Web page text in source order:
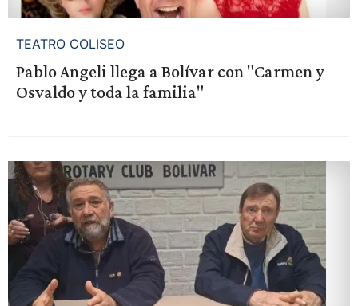
TEATRO COLISEO
Pablo Angeli llega a Bolívar con "Carmen y
Osvaldo y toda la familia"